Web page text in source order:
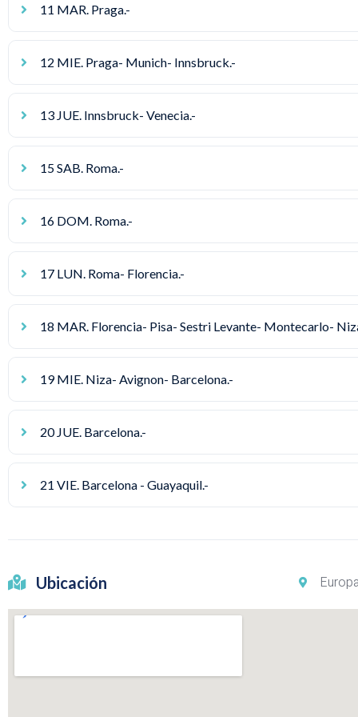
11 MAR. Praga.-
12 MIE. Praga- Munich- Innsbruck.-
13 JUE. Innsbruck- Venecia.-
15 SAB. Roma.-
16 DOM. Roma.-
17 LUN. Roma- Florencia.-
18 MAR. Florencia- Pisa- Sestri Levante- Montecarlo-
19 MIE. Niza- Avignon- Barcelona.-
20 JUE. Barcelona.-
21 VIE. Barcelona - Guayaquil.-
Ubicación